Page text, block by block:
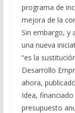
programa de
mejora de la
Sin embargo, y
una nueva
“es la
Desarrollo
ahora,
Idea,
presupuesto